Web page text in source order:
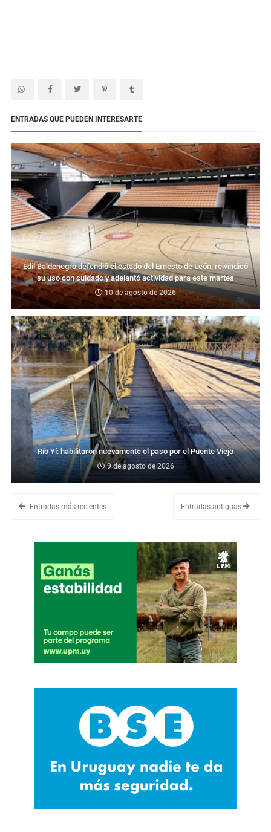
ENTRADAS QUE PUEDEN INTERESARTE
Edil Baldenegro defendió el estado del Ernesto de León, reivindicó
su uso con cuidado y adelantó actividad para este martes
10 de agosto de 2026
Río Yí: habilitaron nuevamente el paso por el Puente Viejo
9 de agosto de 2026
Entradas más recientes Entradas antiguas